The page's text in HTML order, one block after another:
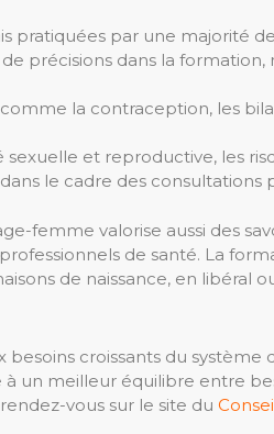
pratiquées par une majorité
précisions dans la
la contraception, les
sexuelle et reproductive, les
le cadre des
femme valorise aussi des
de santé. La
de naissance, en libéral
croissants du
un meilleur équilibre entre
vous sur le site du